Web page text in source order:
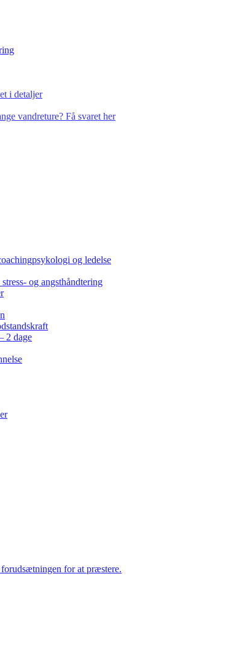
i detaljer
vandreture? Få svaret her
og ledelse
og angsthåndtering
2 dage
for at præstere.